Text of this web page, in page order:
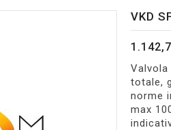
VKD
Valvola
totale,
norme
max